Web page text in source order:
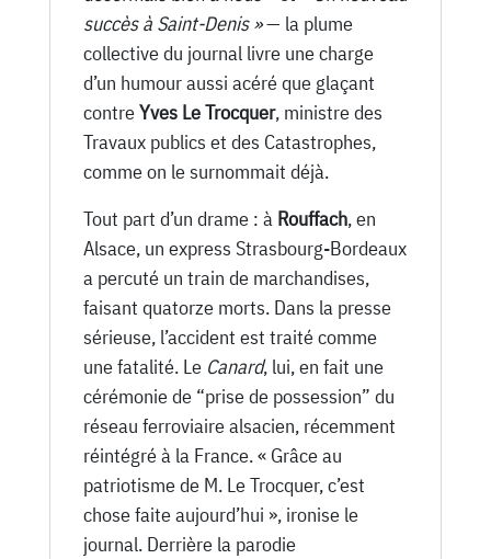
succès à Saint-Denis »— la plume
collective du journal livre une charge
d’un humour aussi acéré que glaçant
contreYves Le Trocquer, ministre des
Travaux publics et des Catastrophes,
comme on le surnommait déjà.
Tout part d’un drame : à Rouffach, en
Alsace, un express Strasbourg-Bordeaux
a percuté un train de marchandises,
faisant quatorze morts. Dans la presse
sérieuse, l’accident est traité comme
une fatalité. Le Canard, lui, en fait une
cérémonie de “prise de possession” du
réseau ferroviaire alsacien, récemment
réintégré à la France. « Grâce au
patriotisme de M. Le Trocquer, c’est
chose faite aujourd’hui », ironise le
journal. Derrière la parodie